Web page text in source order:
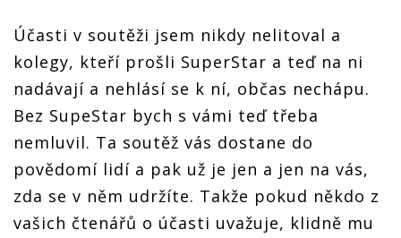
Účasti v soutěži jsem nikdy nelitoval a
kolegy, kteří prošli SuperStar a teď na ni
nadávají a nehlásí se k ní, občas nechápu.
Bez SupeStar bych s vámi teď třeba
nemluvil. Ta soutěž vás dostane do
povědomí lidí a pak už je jen a jen na vás,
zda se v něm udržíte. Takže pokud někdo z
vašich čtenářů o účasti uvažuje, klidně mu